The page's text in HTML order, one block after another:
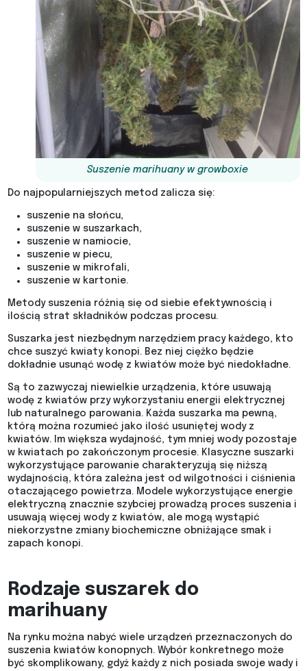
Suszenie marihuany w growboxie
Do najpopularniejszych metod zalicza się:
suszenie na słońcu,
suszenie w suszarkach,
suszenie w namiocie,
suszenie w piecu,
suszenie w mikrofali,
suszenie w kartonie.
Metody suszenia różnią się od siebie efektywnością i
ilością strat składników podczas procesu.
Suszarka jest niezbędnym narzędziem pracy każdego, kto
chce suszyć kwiaty konopi. Bez niej ciężko będzie
dokładnie usunąć wodę z kwiatów może być niedokładne.
Są to zazwyczaj niewielkie urządzenia, które usuwają
wodę z kwiatów przy wykorzystaniu energii elektrycznej
lub naturalnego parowania. Każda suszarka ma pewną,
którą można rozumieć jako ilość usuniętej wody z
kwiatów. Im większa wydajność, tym mniej wody pozostaje
w kwiatach po zakończonym procesie. Klasyczne suszarki
wykorzystujące parowanie charakteryzują się niższą
wydajnością, która zależna jest od wilgotności i ciśnienia
otaczającego powietrza. Modele wykorzystujące energie
elektryczną znacznie szybciej prowadzą proces suszenia i
usuwają więcej wody z kwiatów, ale mogą wystąpić
niekorzystne zmiany biochemiczne obniżające smak i
zapach konopi.
Rodzaje suszarek do
marihuany
Na rynku można nabyć wiele urządzeń przeznaczonych do
suszenia kwiatów konopnych. Wybór konkretnego może
być skomplikowany, gdyż każdy z nich posiada swoje wady i